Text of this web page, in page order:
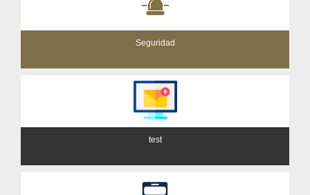
Seguridad
test